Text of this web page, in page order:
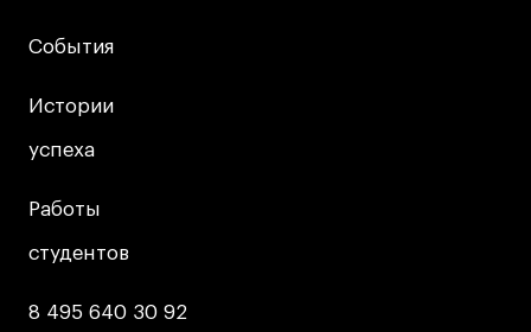
© 2026 БВШД
Условия возврата
Лицензия на осуществление образовательной
Университет»
Карта сайта
События
События
Истории
успеха
Истории
успеха
Работы
студентов
Работы
студентов
8 495 640 30 92
8 495 640 30 92